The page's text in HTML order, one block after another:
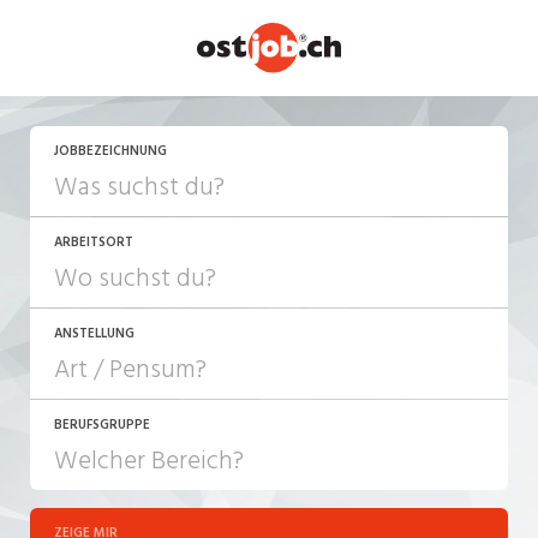
JOBBEZEICHNUNG
ARBEITSORT
ANSTELLUNG
JOB-TYP
Festanstellung
BERUFSGRUPPE
ZEIGE MIR